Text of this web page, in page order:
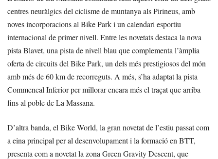
centres neuràlgics del ciclisme de muntanya als Pirineus, amb
noves incorporacions al Bike Park i un calendari esportiu
internacional de primer nivell. Entre les novetats destaca la nova
pista Blavet, una pista de nivell blau que complementa l’àmplia
oferta de circuits del Bike Park, un dels més prestigiosos del món
amb més de 60 km de recorreguts. A més, s’ha adaptat la pista
Commencal Inferior per millorar encara més el traçat que arriba
fins al poble de La Massana.
D’altra banda, el Bike World, la gran novetat de l’estiu passat com
a eina principal per al desenvolupament i la formació en BTT,
presenta com a novetat la zona Green Gravity Descent, que